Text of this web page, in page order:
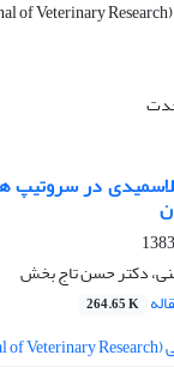
در سروتیپ
دکتر حسن تاج بخش
264.65 K